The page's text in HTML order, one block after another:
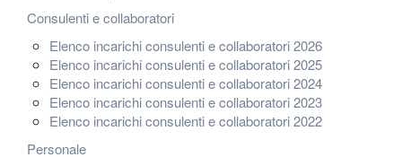
Consulenti e collaboratori
Elenco incarichi consulenti e collaboratori 2026
Elenco incarichi consulenti e collaboratori 2025
Elenco incarichi consulenti e collaboratori 2024
Elenco incarichi consulenti e collaboratori 2023
Elenco incarichi consulenti e collaboratori 2022
Personale